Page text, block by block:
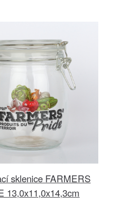
sklenice FARMERS
13,0x11,0x14,3cm